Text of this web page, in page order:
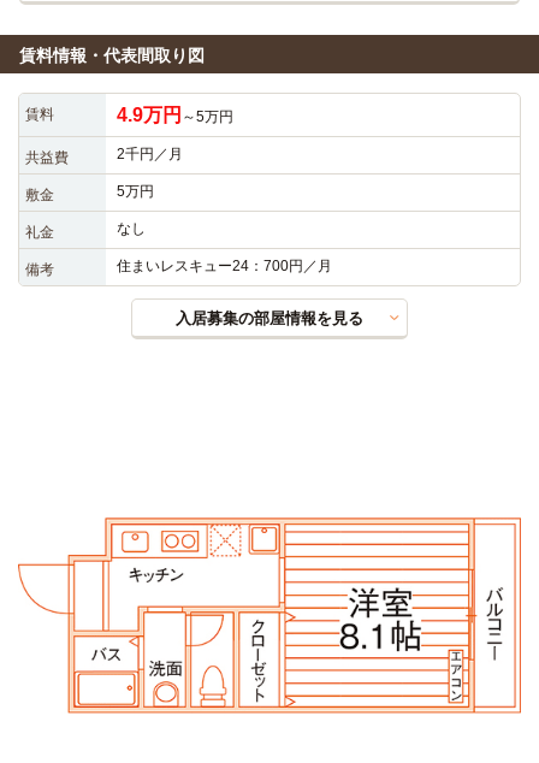
賃料情報・代表間取り図
賃料 4.9万円 ～5万円
共益費 2千円／月
敷金 5万円
礼金 なし
備考 住まいレスキュー24：700円／月
入居募集の部屋情報を見る